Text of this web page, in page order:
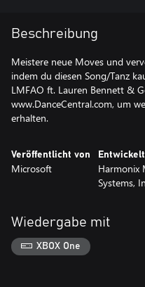
Beschreibung
Meistere neue Moves und
indem du diesen Song/Tanz
LMFAO ft. Lauren Bennett &
www.DanceCentral.com, um
erhalten.
Veröffentlicht von
Microsoft
Harmonix
Systems,
Wiedergabe mit
XBOX One